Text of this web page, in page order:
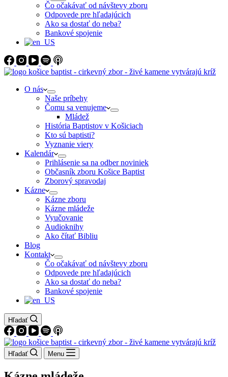
Čo očakávať od návštevy zboru
Odpovede pre hľadajúcich
Ako sa dostať do neba?
Bankové spojenie
O nás
Naše príbehy
Čomu sa venujeme
Mládež
História Baptistov v Košiciach
Kto sú baptisti?
Vyznanie viery
Kalendár
Prihlásenie sa na odber noviniek
Občasník zboru Košice Baptist
Zborový spravodaj
Kázne
Kázne zboru
Kázne mládeže
Vyučovanie
Audioknihy
Ako čítať Bibliu
Blog
Kontakt
Čo očakávať od návštevy zboru
Odpovede pre hľadajúcich
Ako sa dostať do neba?
Bankové spojenie
Hľadať
Hľadať Menu